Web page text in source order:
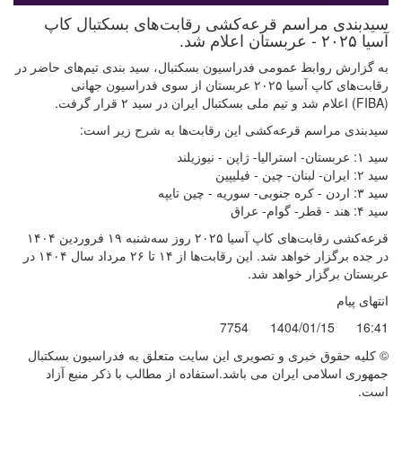
سیدبندی مراسم قرعه‌کشی رقابت‌های بسکتبال کاپ
آسیا ۲۰۲۵ - عربستان اعلام شد.
به گزارش روابط عمومی فدراسیون بسکتبال، سید بندی تیم‌های حاضر در
رقابت‌های کاپ آسیا ۲۰۲۵ عربستان از سوی فدراسیون جهانی
(FIBA) اعلام شد و تیم ملی بسکتبال ایران در سید ۲ قرار گرفت.
سیدبندی مراسم قرعه‌کشی این رقابت‌ها به شرح زیر است:
سید ۱: عربستان- استرالیا- ژاپن - نیوزیلند
سید ۲: ایران- لبنان- چین - فیلیپین
سید ۳: اردن - کره جنوبی- سوریه - چین تایپه
سید ۴: هند - قطر- گوام- عراق
قرعه‌کشی رقابت‌های کاپ آسیا ۲۰۲۵ روز سه‌شنبه ۱۹ فروردین ۱۴۰۴
در جده برگزار خواهد شد. این رقابت‌ها از ۱۴ تا ۲۶ مرداد سال ۱۴۰۴ در
عربستان برگزار خواهد شد.
انتهای پیام
16:41
1404/01/15
7754
© کليه حقوق خبری و تصويری اين سايت متعلق به فدراسیون بسکتبال
جمهوری اسلامی ایران می باشد.استفاده از مطالب با ذكر منبع آزاد
است.